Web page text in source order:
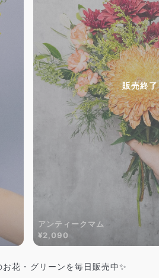
アンティークマム
¥2,090
販売終了
花・グリーンを毎日販売中✨